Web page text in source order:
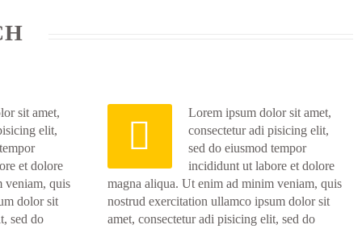
sit amet,
elit,
et dolore
veniam, quis
dolor sit
sed do


Lorem ipsum dolor sit amet,
consectetur adi pisicing elit,
sed do eiusmod tempor
incididunt ut labore et dolore
magna aliqua. Ut enim ad minim veniam, quis
nostrud exercitation ullamco ipsum dolor sit
amet, consectetur adi pisicing elit, sed do